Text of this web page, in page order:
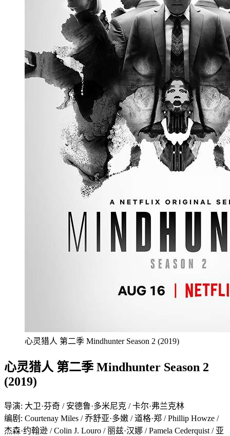
心灵猎人 第二季 Mindhunter Season 2 (2019)
心灵猎人 第二季 Mindhunter Season 2
(2019)
导演: 大卫·芬奇 / 安德鲁·多米尼克 / 卡尔·弗兰克林
编剧: Courtenay Miles / 乔舒亚·多嫩 / 道格·郑 / Phillip Howze /
杰森·约翰逊 / Colin J. Louro / 丽兹·汉娜 / Pamela Cederquist / 亚